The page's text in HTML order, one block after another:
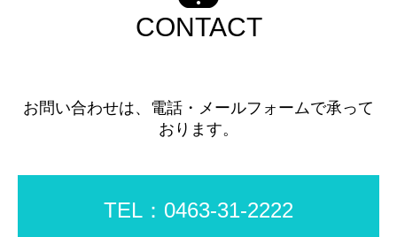
CONTACT
お問い合わせは、電話・メールフォームで承って
おります。
TEL：0463-31-2222